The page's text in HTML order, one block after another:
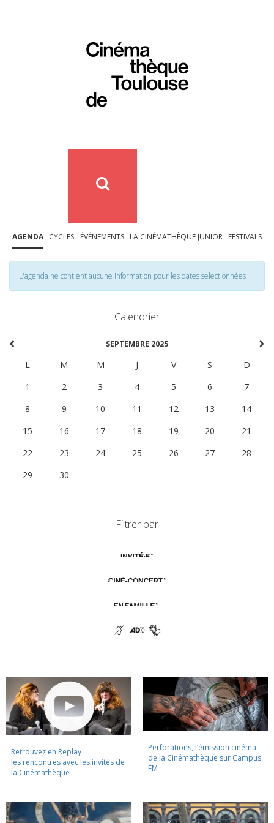
AGENDA CYCLES ÉVÉNEMENTS LA CINÉMATHÈQUE JUNIOR FESTIVALS
L'agenda ne contient aucune information pour les dates selectionnées
Calendrier
SEPTEMBRE 2025
L M M J V S
D
1
2 3 4 5 6
7
8
9 10 11 12 13
14
15
16 17 18 19 20
21
22
23 24 25 26 27
28
29
30
Filtrer par
Retrouvez en Replay
les rencontres avec les invités de
la Cinémathèque
Perforations, l’émission cinéma
de la Cinémathèque sur Campus
FM